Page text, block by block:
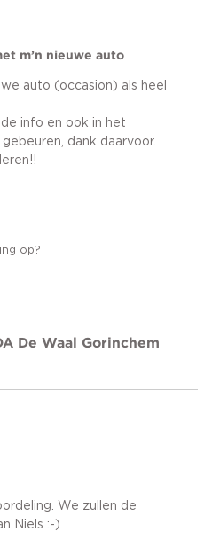
m’n nieuwe auto
auto (occasion) als heel
info en ook in het
dank daarvoor.
op?
De Waal Gorinchem
We zullen de
Niels :-)